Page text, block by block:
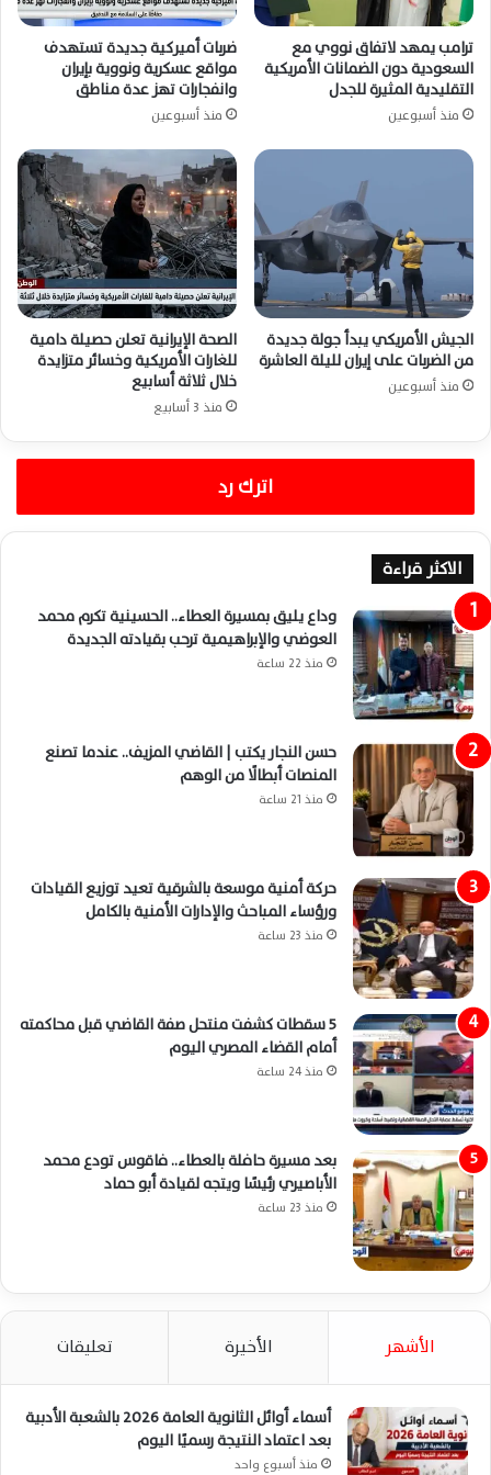
ترامب يمهد لاتفاق نووي مع
السعودية دون الضمانات الأمريكية
التقليدية المثيرة للجدل
منذ أسبوعين
ضربات أميركية جديدة تستهدف
مواقع عسكرية ونووية بإيران
وانفجارات تهز عدة مناطق
منذ أسبوعين
الجيش الأمريكي يبدأ جولة جديدة
من الضربات على إيران لليلة العاشرة
منذ أسبوعين
الصحة الإيرانية تعلن حصيلة دامية
للغارات الأمريكية وخسائر متزايدة
خلال ثلاثة أسابيع
منذ 3 أسابيع
اترك رد
الاكثر قراءة
وداع يليق بمسيرة العطاء.. الحسينية تكرم محمد
العوضي والإبراهيمية ترحب بقيادته الجديدة
منذ 22 ساعة
حسن النجار يكتب | القاضي المزيف.. عندما تصنع
المنصات أبطالًا من الوهم
منذ 21 ساعة
حركة أمنية موسعة بالشرقية تعيد توزيع القيادات
ورؤساء المباحث والإدارات الأمنية بالكامل
منذ 23 ساعة
5 سقطات كشفت منتحل صفة القاضي قبل محاكمته
أمام القضاء المصري اليوم
منذ 24 ساعة
بعد مسيرة حافلة بالعطاء.. فاقوس تودع محمد
الأباصيري رئيسًا ويتجه لقيادة أبو حماد
منذ 23 ساعة
الأشهر الأخيرة تعليقات
أسماء أوائل الثانوية العامة 2026 بالشعبة الأدبية
بعد اعتماد النتيجة رسميًا اليوم
منذ أسبوع واحد